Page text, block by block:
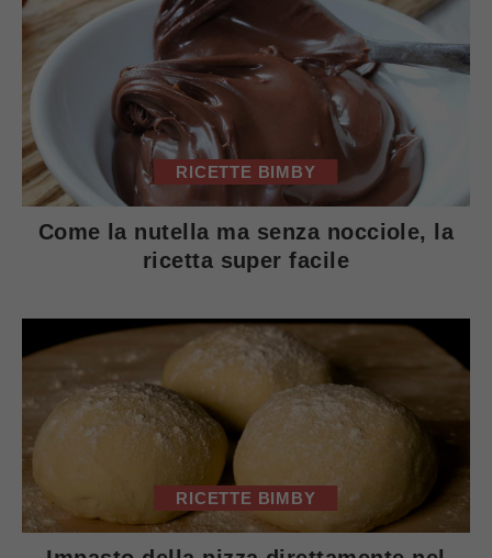
RICETTE BIMBY
Come la nutella ma senza nocciole, la
ricetta super facile
RICETTE BIMBY